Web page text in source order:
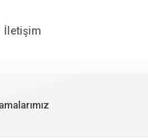
İletişim